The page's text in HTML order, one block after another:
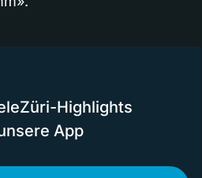
Highlights
App